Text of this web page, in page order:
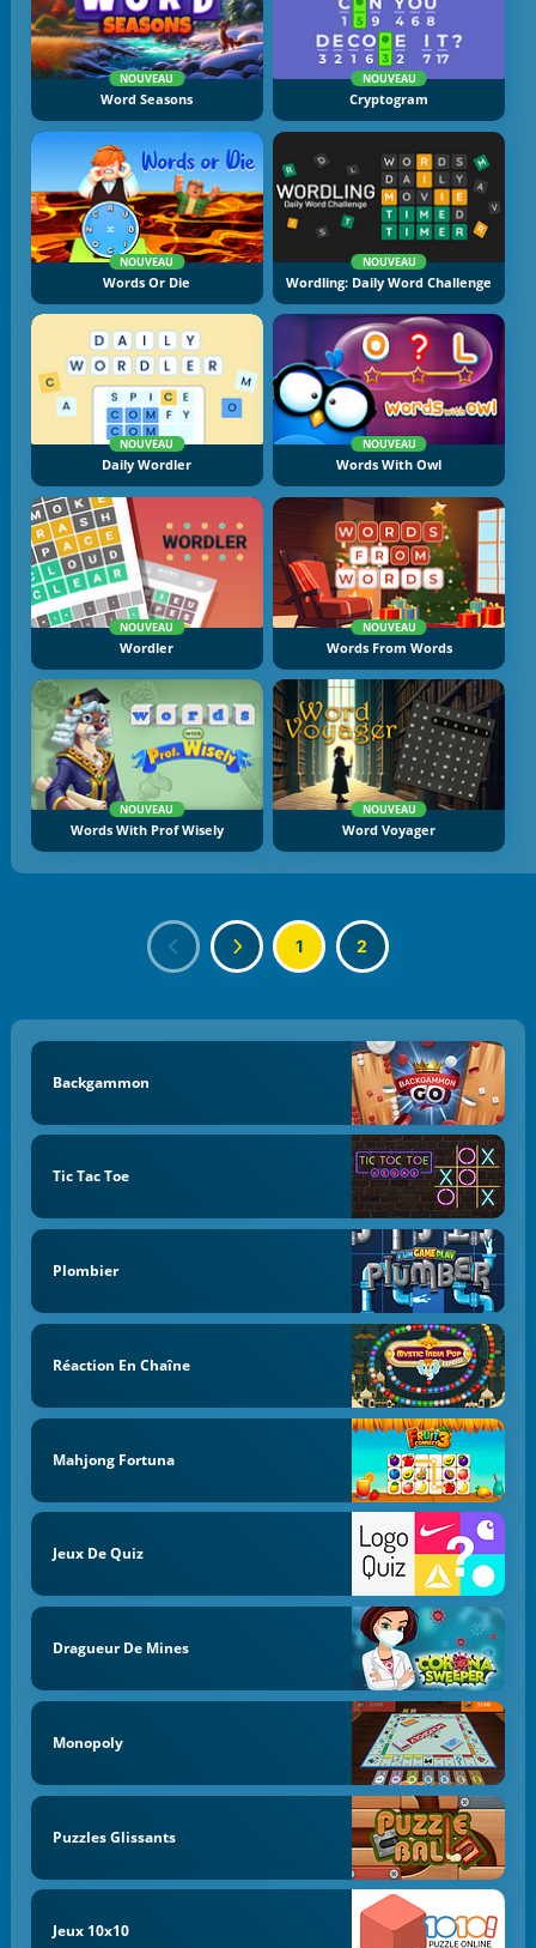
NOUVEAU
Word Seasons
NOUVEAU
Cryptogram
NOUVEAU
Words Or Die
NOUVEAU
Wordling: Daily Word Challenge
NOUVEAU
Daily Wordler
NOUVEAU
Words With Owl
NOUVEAU
Wordler
NOUVEAU
Words From Words
NOUVEAU
Words With Prof Wisely
NOUVEAU
Word Voyager
1 2
Backgammon
Tic Tac Toe
Plombier
Réaction En Chaîne
Mahjong Fortuna
Jeux De Quiz
Dragueur De Mines
Monopoly
Puzzles Glissants
Jeux 10x10